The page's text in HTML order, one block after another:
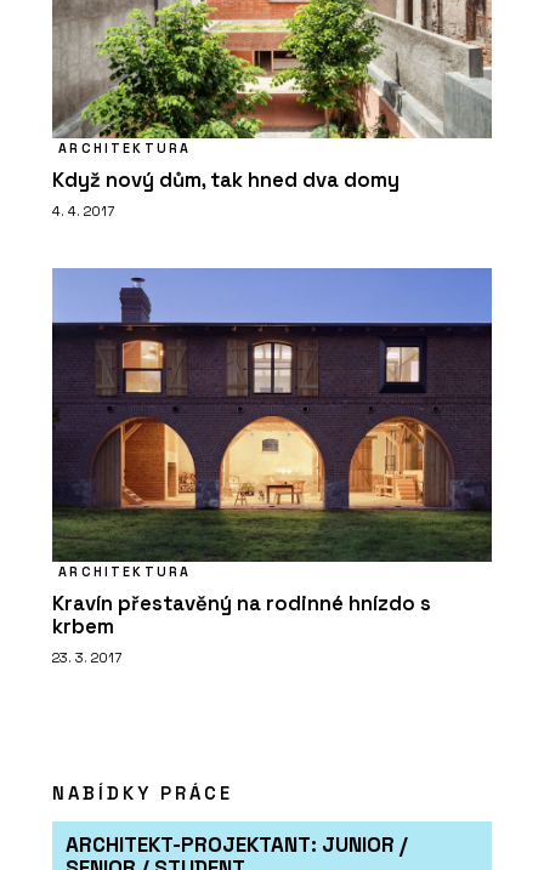
ARCHITEKTURA
Když nový dům, tak hned dva domy
4. 4. 2017
ARCHITEKTURA
Kravín přestavěný na rodinné hnízdo s
krbem
23. 3. 2017
NABÍDKY PRÁCE
ARCHITEKT-PROJEKTANT: JUNIOR /